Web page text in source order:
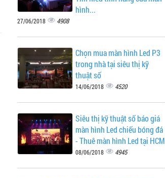
hình...
27/06/2018 4908
Chọn mua màn hình Led P3
trong nhà tại siêu thị kỹ
thuật số
14/06/2018 4520
Siêu thị kỹ thuật số báo giá
màn hình Led chiếu bóng đá
- Thuê màn hình Led tại HCM
08/06/2018 4945